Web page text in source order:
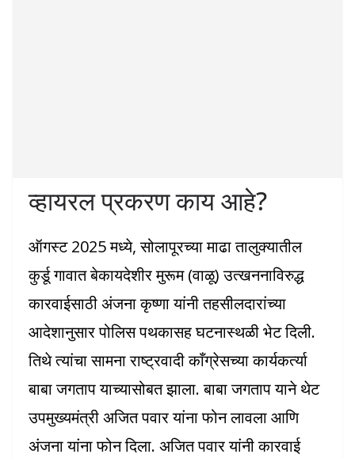
व्हायरल प्रकरण काय आहे?
ऑगस्ट 2025 मध्ये, सोलापूरच्या माढा तालुक्यातील
कुर्डू गावात बेकायदेशीर मुरूम (वाळू) उत्खननाविरुद्ध
कारवाईसाठी अंजना कृष्णा यांनी तहसीलदारांच्या
आदेशानुसार पोलिस पथकासह घटनास्थळी भेट दिली.
तिथे त्यांचा सामना राष्ट्रवादी काँग्रेसच्या कार्यकर्त्या
बाबा जगताप याच्यासोबत झाला. बाबा जगताप याने थेट
उपमुख्यमंत्री अजित पवार यांना फोन लावला आणि
अंजना यांना फोन दिला. अजित पवार यांनी कारवाई